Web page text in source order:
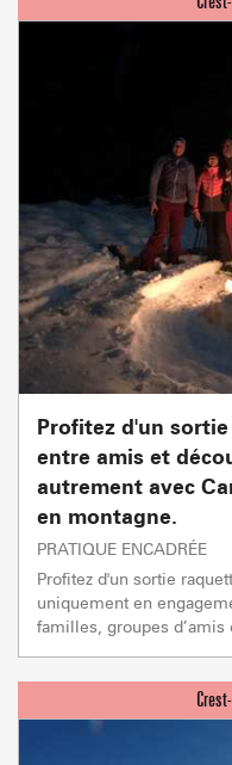
Profitez d'un
entre amis et
autrement avec
en montagne.
PRATIQUE ENCADRÉE
Profitez d'un sortie
uniquement en
familles, groupes d’amis